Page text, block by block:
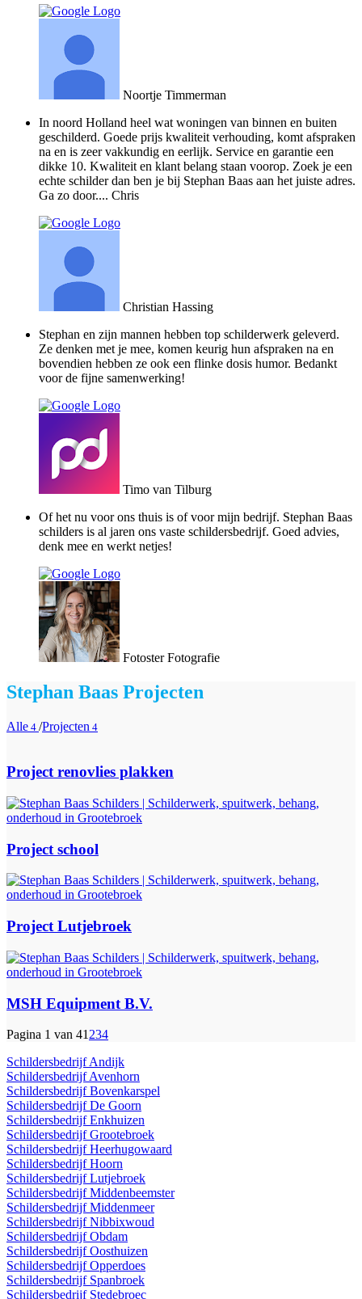
Noortje Timmerman
In noord Holland heel wat woningen van binnen en buiten
geschilderd. Goede prijs kwaliteit verhouding, komt afspraken
na en is zeer vakkundig en eerlijk. Service en garantie een
dikke 10. Kwaliteit en klant belang staan voorop. Zoek je een
echte schilder dan ben je bij Stephan Baas aan het juiste adres.
Ga zo door.... Chris
Christian Hassing
Stephan en zijn mannen hebben top schilderwerk geleverd.
Ze denken met je mee, komen keurig hun afspraken na en
bovendien hebben ze ook een flinke dosis humor. Bedankt
voor de fijne samenwerking!
Timo van Tilburg
Of het nu voor ons thuis is of voor mijn bedrijf. Stephan Baas
schilders is al jaren ons vaste schildersbedrijf. Goed advies,
denk mee en werkt netjes!
Fotoster Fotografie
Stephan Baas Projecten
Alle 4 /Projecten 4
Project renovlies plakken
Project school
Project Lutjebroek
MSH Equipment B.V.
Pagina 1 van 41 234
Schildersbedrijf Andijk
Schildersbedrijf Avenhorn
Schildersbedrijf Bovenkarspel
Schildersbedrijf De Goorn
Schildersbedrijf Enkhuizen
Schildersbedrijf Grootebroek
Schildersbedrijf Heerhugowaard
Schildersbedrijf Hoorn
Schildersbedrijf Lutjebroek
Schildersbedrijf Middenbeemster
Schildersbedrijf Middenmeer
Schildersbedrijf Nibbixwoud
Schildersbedrijf Obdam
Schildersbedrijf Oosthuizen
Schildersbedrijf Opperdoes
Schildersbedrijf Spanbroek
Schildersbedrijf Stedebroec